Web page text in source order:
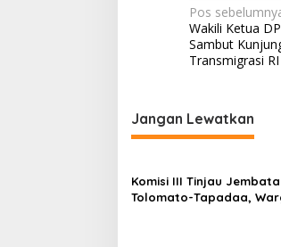
N
a
v
g
a
i
Pos
Wakili Ketua
Sambut
Transmigrasi
Jangan Lewatkan
Komisi III Tinjau
Tolomato-Tapadaa,